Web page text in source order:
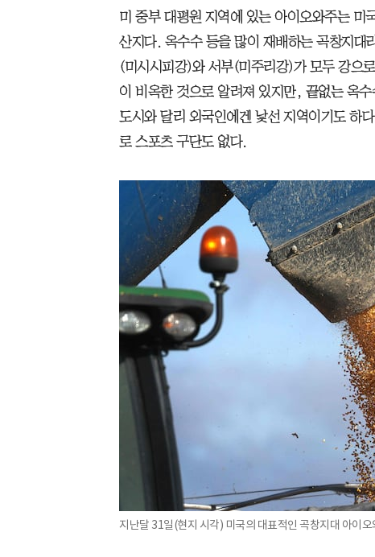
미 중부 대평원 지역에 있는 아이오와주는 미
산지다. 옥수수 등을 많이 재배하는 곡창지
(미시시피강)와 서부(미주리강)가 모두 강으
이 비옥한 것으로 알려져 있지만, 끝없는 옥
도시와 달리 외국인에겐 낯선 지역이기도 하
로 스포츠 구단도 없다.
지난달 31일(현지 시각) 미국의 대표적인 곡창지대 아이